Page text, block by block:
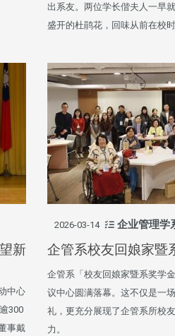
出系友。两位学长偕夫人一早
盛开的杜鹃花，回味从前在校时
新
中心
300
事戴
2026-03-14 企业管理学
企管系校友回娘家暨
企管系「校友回娘家暨系奖学
议中心圆满落幕。这不仅是一
礼，更充分展现了企管系所校
力。